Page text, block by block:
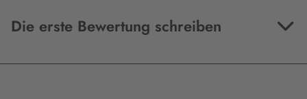
Die erste Bewertung schreiben